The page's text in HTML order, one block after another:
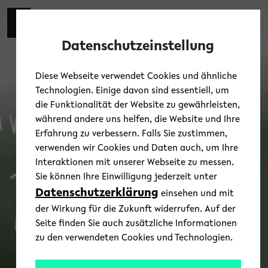
Skip to main content
Datenschutzeinstellung
Diese Webseite verwendet Cookies und ähnliche
Technologien. Einige davon sind essentiell, um
die Funktionalität der Website zu gewährleisten,
während andere uns helfen, die Website und Ihre
Erfahrung zu verbessern. Falls Sie zustimmen,
verwenden wir Cookies und Daten auch, um Ihre
Interaktionen mit unserer Webseite zu messen.
Sie können Ihre Einwilligung jederzeit unter
Datenschutzerklärung einsehen und mit
der Wirkung für die Zukunft widerrufen. Auf der
Seite finden Sie auch zusätzliche Informationen
zu den verwendeten Cookies und Technologien.